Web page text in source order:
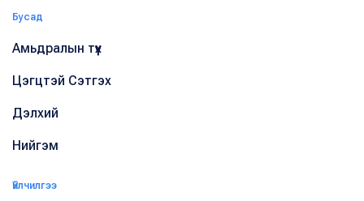
Бусад
Амьдралын түүх
Цэгцтэй Сэтгэх
Дэлхий
Нийгэм
Үйлчилгээ